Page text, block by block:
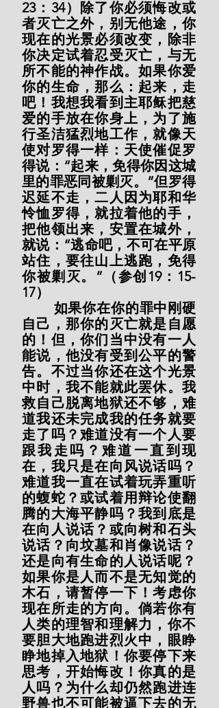
23：34）除了你必须悔改或
者灭亡之外，别无他途，你
现在的光景必须改变，除非
你决定试着忍受灭亡，与无
所不能的神作战。如果你爱
你的生命，那么：起来，走
吧！我想我看到主耶稣把慈
爱的手放在你身上，为了施
行圣洁猛烈地工作，就像天
使对罗得一样：天使催促罗
得说：“起来，免得你因这城
里的罪恶同被剿灭。”但罗得
迟延不走，二人因为耶和华
怜恤罗得，就拉着他的手，
把他领出来，安置在城外，
就说：“逃命吧，不可在平原
站住，要往山上逃跑，免得
你被剿灭。”（参创19：15-
17）
如果你在你的罪中刚硬
自己，那你的灭亡就是自愿
的！但，你们当中没有一人
能说，他没有受到公平的警
告。不过当你还在这个光景
中时，我不能就此罢休。我
救自己脱离地狱还不够，难
道我还未完成我的任务就要
走了吗？难道没有一个人要
跟我走吗？难道一直到现
在，我只是在向风说话吗？
难道我一直在试着玩弄重听
的蝮蛇？或试着用辩论使翻
腾的大海平静吗？我到底是
在向人说话？或向树和石头
说话？向坟墓和肖像说话？
还是向有生命的人说话呢？
如果你是人而不是无知觉的
木石，请暂停一下！考虑你
现在所走的方向。倘若你有
人类的理智和理解力，你不
要胆大地跑进烈火中，眼睁
睁地掉入地狱！你要停下来
思考，开始悔改！你真的是
人吗？为什么却仍然跑进连
野兽也不可能被逼下去的无